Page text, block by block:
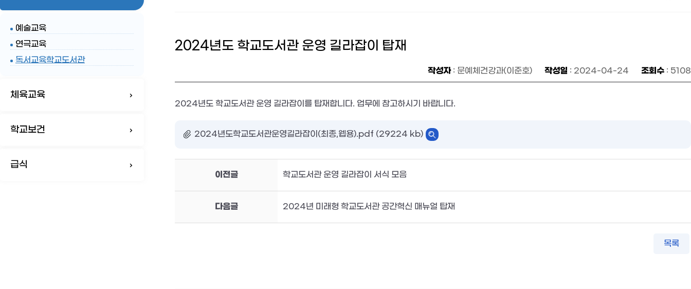
예술교육
연극교육
독서교육학교도서관
체육교육
학교보건
급식
2024년도 학교도서관 운영 길라잡이 탑재
작성자: 문예체건강과(이준호) 작성일 : 2024-04-24 조회수 : 5108
2024년도 학교도서관 운영 길라잡이를 탑재합니다. 업무에 참고하시기 바랍니다.
2024년도학교도서관운영길라잡이(최종,웹용).pdf (29224 kb)
이전글 학교도서관 운영 길라잡이 서식 모음
다음글 2024년 미래형 학교도서관 공간혁신 매뉴얼 탑재
목록